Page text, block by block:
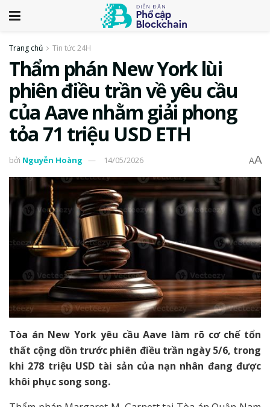
Trang chủ Tin tức 24H
Thẩm phán New York lùi
phiên điều trần về yêu cầu
của Aave nhằm giải phong
tỏa 71 triệu USD ETH
bởi Nguyễn Hoàng 14/05/2026 AA
Tòa án New York yêu cầu Aave làm rõ cơ chế tổn
thất cộng dồn trước phiên điều trần ngày 5/6, trong
khi 278 triệu USD tài sản của nạn nhân đang được
khôi phục song song.